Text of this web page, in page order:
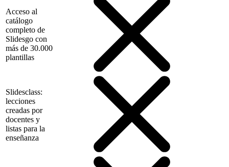
Acceso al
catálogo
completo de
Slidesgo con
más de 30.000
plantillas
Slidesclass:
lecciones
creadas por
docentes y
listas para la
enseñanza